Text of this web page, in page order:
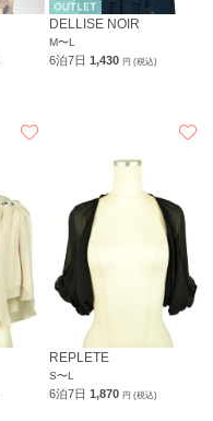
DELLISE NOIR
M〜L
6泊7日1,430円 (税込)
REPLETE
S〜L
6泊7日1,870円 (税込)